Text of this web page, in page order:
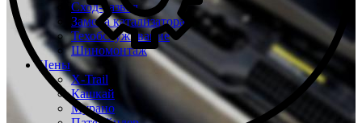
Сход-развал
Замена катализатора
Техобслуживание
Шиномонтаж
Цены
X-Trail
Кашкай
Мурано